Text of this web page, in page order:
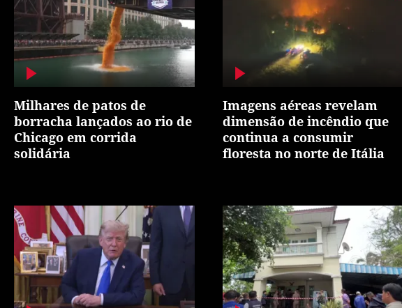
Milhares de patos de
borracha lançados ao rio de
Chicago em corrida
solidária
Imagens aéreas revelam
dimensão de incêndio que
continua a consumir
floresta no norte de Itália